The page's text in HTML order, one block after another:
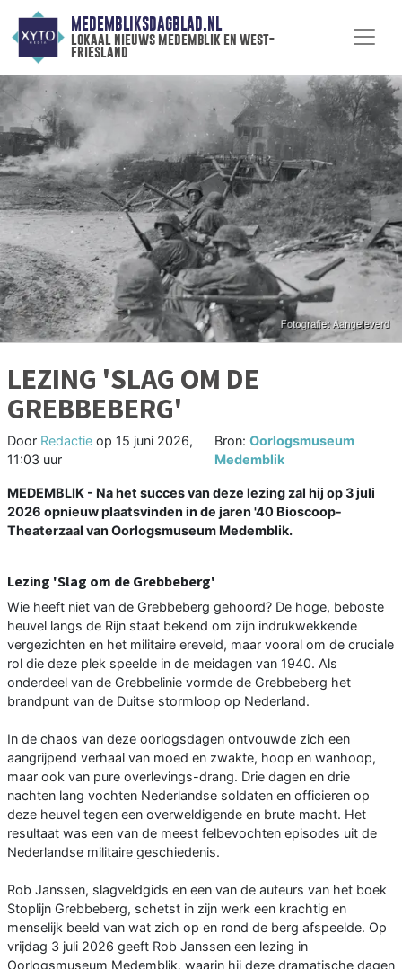
MEDEMBLIKSDAGBLAD.NL
lokaal nieuws medemblik en west-
friesland
LEZING 'SLAG OM DE
GREBBEBERG'
Door Redactie op 15 juni 2026,
11:03 uur
Bron: Oorlogsmuseum
Medemblik
MEDEMBLIK - Na het succes van deze lezing zal hij op 3 juli
2026 opnieuw plaatsvinden in de jaren '40 Bioscoop-
Theaterzaal van Oorlogsmuseum Medemblik.
Lezing 'Slag om de Grebbeberg'
Wie heeft niet van de Grebbeberg gehoord? De hoge, beboste
heuvel langs de Rijn staat bekend om zijn indrukwekkende
vergezichten en het militaire ereveld, maar vooral om de cruciale
rol die deze plek speelde in de meidagen van 1940. Als
onderdeel van de Grebbelinie vormde de Grebbeberg het
brandpunt van de Duitse stormloop op Nederland.
In de chaos van deze oorlogsdagen ontvouwde zich een
aangrijpend verhaal van moed en zwakte, hoop en wanhoop,
maar ook van pure overlevings-drang. Drie dagen en drie
nachten lang vochten Nederlandse soldaten en officieren op
deze heuvel tegen een overweldigende en brute macht. Het
resultaat was een van de meest felbevochten episodes uit de
Nederlandse militaire geschiedenis.
Rob Janssen, slagveldgids en een van de auteurs van het boek
Stoplijn Grebbeberg, schetst in zijn werk een krachtig en
menselijk beeld van wat zich op en rond de berg afspeelde. Op
vrijdag 3 juli 2026 geeft Rob Janssen een lezing in
Oorlogsmuseum Medemblik, waarin hij deze dramatische dagen